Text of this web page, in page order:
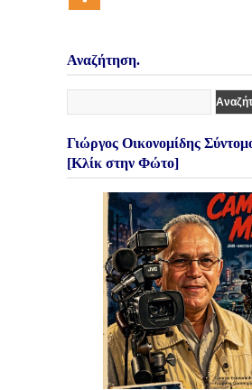
Αναζήτηση.
Γιώργος Οικονομίδης
[Κλίκ στην Φώτο]